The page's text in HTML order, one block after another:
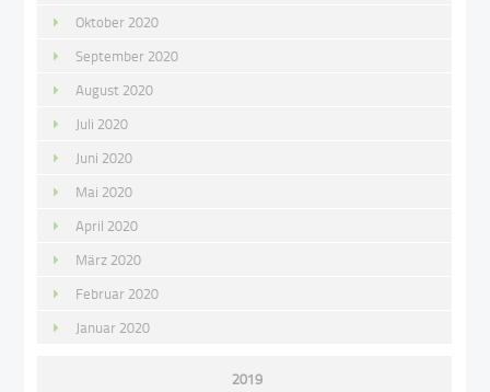
Oktober 2020
September 2020
August 2020
Juli 2020
Juni 2020
Mai 2020
April 2020
März 2020
Februar 2020
Januar 2020
2019